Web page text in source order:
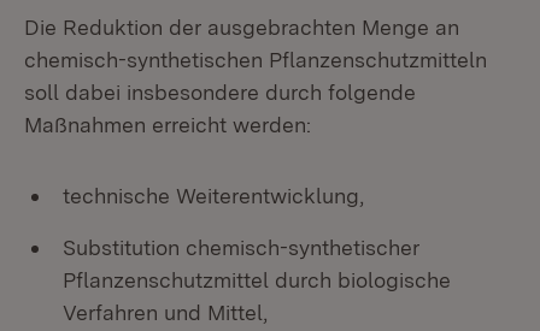
Die Reduktion der ausgebrachten Menge an
chemisch-synthetischen Pflanzenschutzmitteln
soll dabei insbesondere durch folgende
Maßnahmen erreicht werden:
technische Weiterentwicklung,
Substitution chemisch-synthetischer
Pflanzenschutzmittel durch biologische
Verfahren und Mittel,